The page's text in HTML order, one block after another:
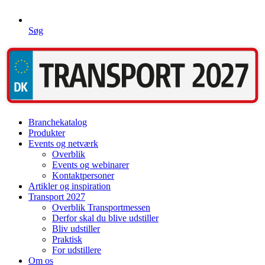
Søg
Branchekatalog
Produkter
Events og netværk
Overblik
Events og webinarer
Kontaktpersoner
Artikler og inspiration
Transport 2027
Overblik Transportmessen
Derfor skal du blive udstiller
Bliv udstiller
Praktisk
For udstillere
Om os